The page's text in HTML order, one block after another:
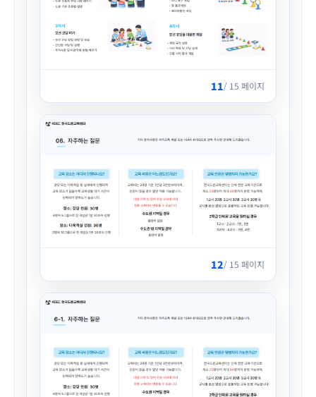
11/ 15 페이지
12/ 15 페이지